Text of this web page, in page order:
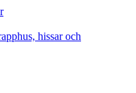
hissar och